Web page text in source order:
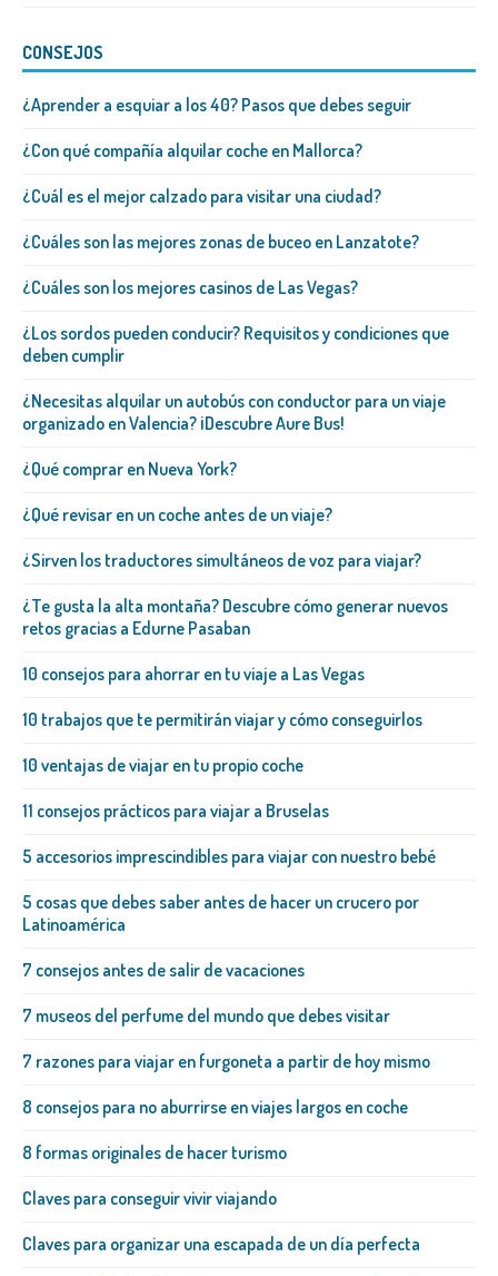
CONSEJOS
¿Aprender a esquiar a los 40? Pasos que debes seguir
¿Con qué compañía alquilar coche en Mallorca?
¿Cuál es el mejor calzado para visitar una ciudad?
¿Cuáles son las mejores zonas de buceo en Lanzatote?
¿Cuáles son los mejores casinos de Las Vegas?
¿Los sordos pueden conducir? Requisitos y condiciones que
deben cumplir
¿Necesitas alquilar un autobús con conductor para un viaje
organizado en Valencia? ¡Descubre Aure Bus!
¿Qué comprar en Nueva York?
¿Qué revisar en un coche antes de un viaje?
¿Sirven los traductores simultáneos de voz para viajar?
¿Te gusta la alta montaña? Descubre cómo generar nuevos
retos gracias a Edurne Pasaban
10 consejos para ahorrar en tu viaje a Las Vegas
10 trabajos que te permitirán viajar y cómo conseguirlos
10 ventajas de viajar en tu propio coche
11 consejos prácticos para viajar a Bruselas
5 accesorios imprescindibles para viajar con nuestro bebé
5 cosas que debes saber antes de hacer un crucero por
Latinoamérica
7 consejos antes de salir de vacaciones
7 museos del perfume del mundo que debes visitar
7 razones para viajar en furgoneta a partir de hoy mismo
8 consejos para no aburrirse en viajes largos en coche
8 formas originales de hacer turismo
Claves para conseguir vivir viajando
Claves para organizar una escapada de un día perfecta